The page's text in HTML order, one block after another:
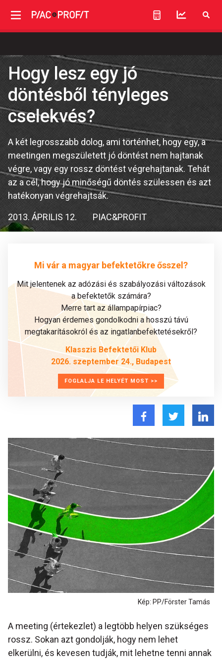
Hogy lesz egy jó
döntésből tényleges
cselekvés?
A két legrosszabb dolog, ami történhet, hogy egy, a
meetingen megszületett jó döntést nem hajtanak
végre, vagy egy rossz döntést végrehajtanak. Tehát
az a cél, hogy jó minőségű döntés szülessen és azt
hatékonyan végrehajtsák.
2013. ÁPRILIS 12. PIAC&PROFIT
Mi vár a magyar befektetőkre ősszel?
Mit jelentenek az adózási és szabályozási változások
a befektetők számára?
Merre tart az állampapírpiac?
Hogyan érdemes gondolkodni a hosszú távú
megtakarításokról és az ingatlanbefektetésekről?
Klasszis Befektetői Klub
2026. szeptember 24., Budapest
FOGLALJA LE HELYÉT MOST >>
Kép: PP/Förster Tamás
A meeting (értekezlet) a legtöbb helyen szükséges
rossz. Sokan azt gondolják, hogy nem lehet
elkerülni, és kevesen tudják, mit lehetne tenni annak